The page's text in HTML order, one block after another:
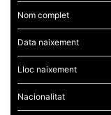
Nom complet
Data naixement
Lloc naixement
Nacionalitat